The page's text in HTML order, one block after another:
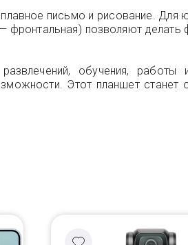
письмо и рисование. Для
позволяют делать
обучения,
Этот планшет